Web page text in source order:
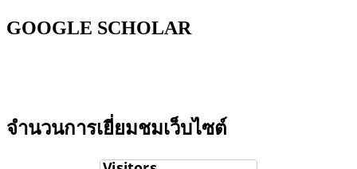
GOOGLE SCHOLAR
จำนวนการเยี่ยมชมเว็บไซต์